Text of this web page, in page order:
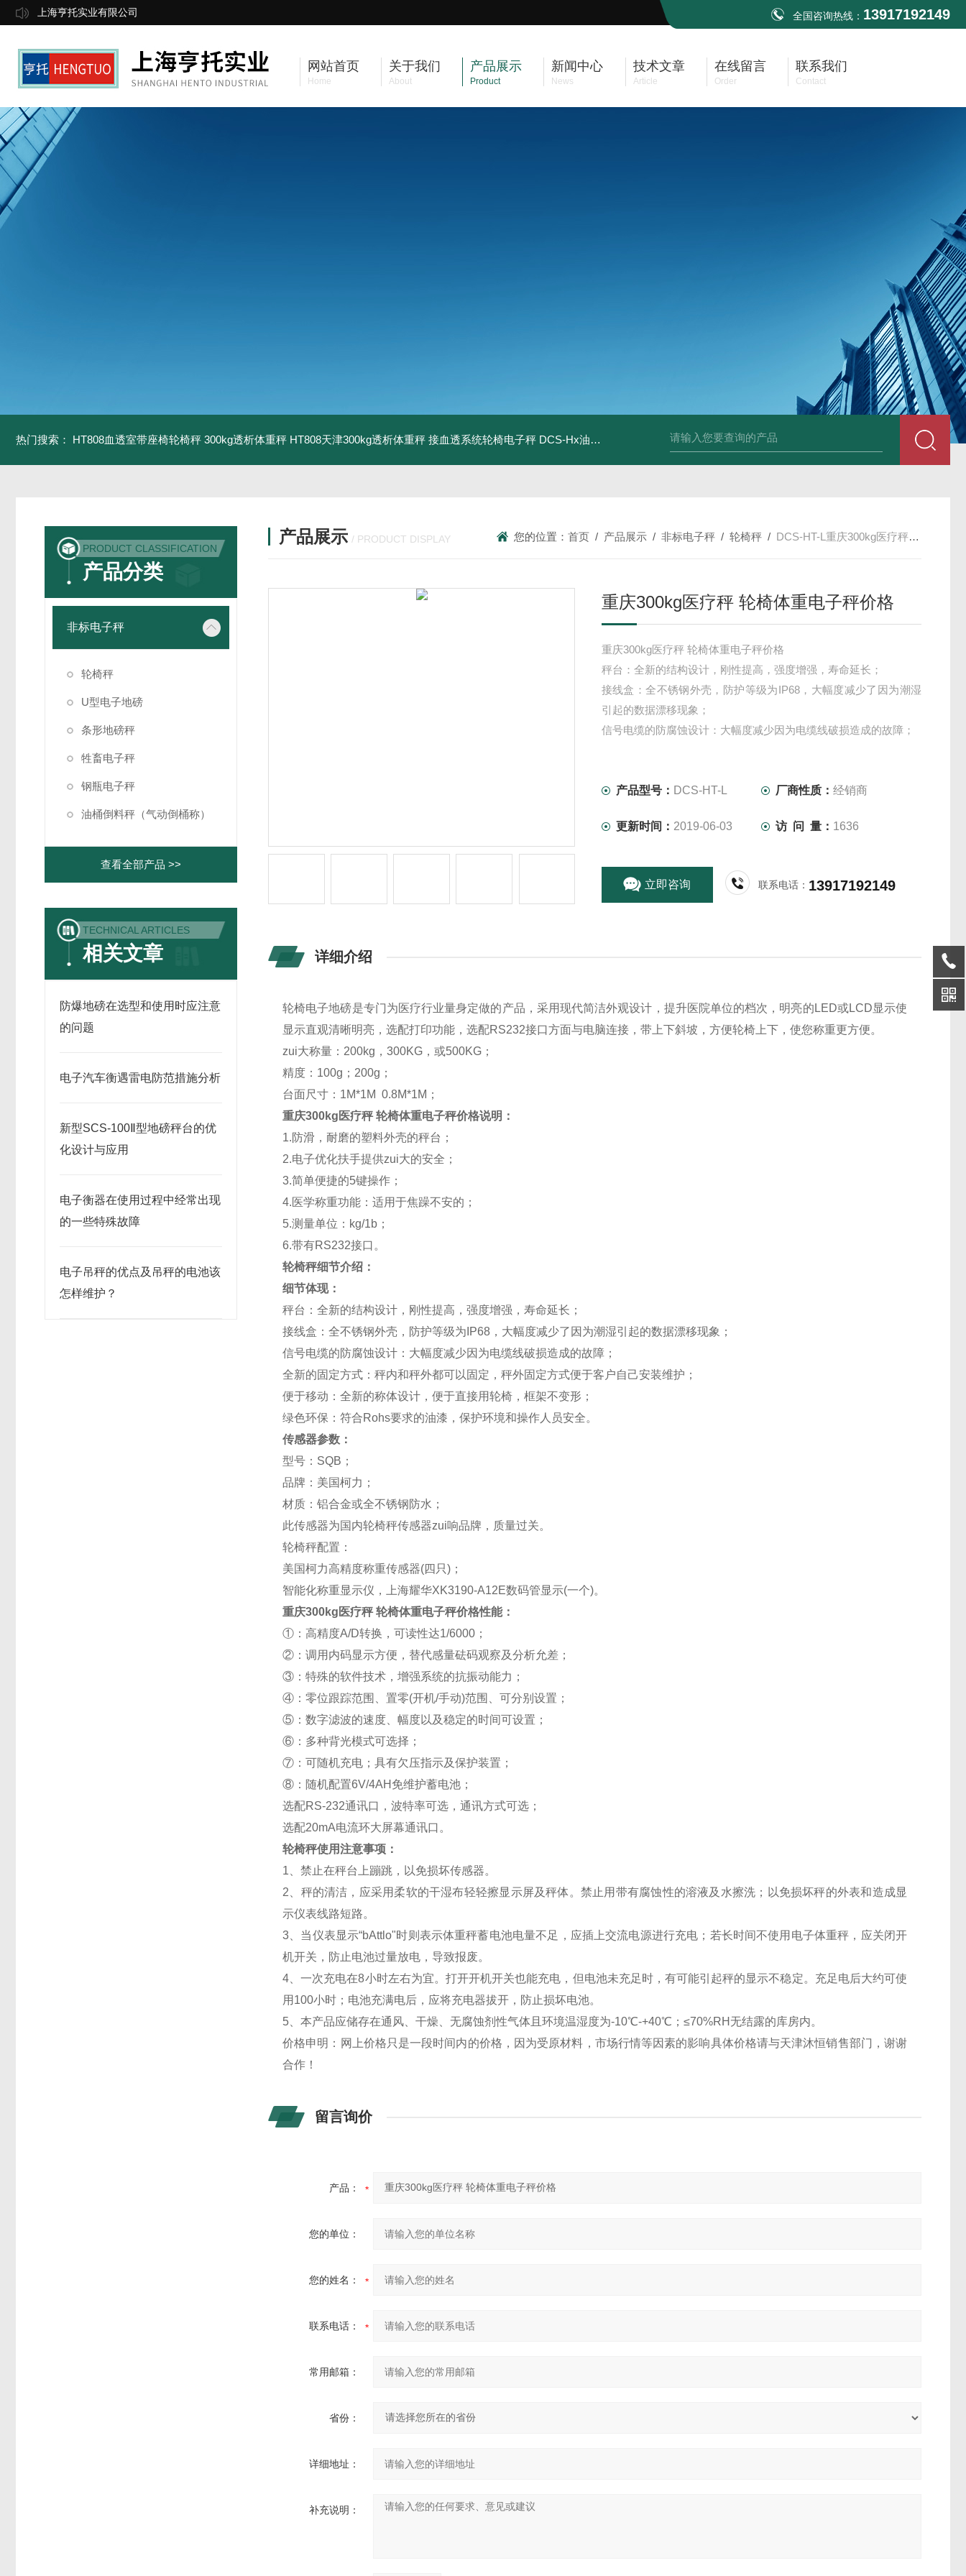
上海亨托实业有限公司 全国咨询热线： 13917192149
网站首页
Home
关于我们
About
产品展示
Product
新闻中心
News
技术文章
Article
在线留言
Order
联系我们
Contact
热门搜索： HT808血透室带座椅轮椅秤 300kg透析体重秤 HT808天津300kg透析体重秤 接血透系统轮椅电子秤 DCS-Hx油桶搬运车电子秤 上海350kg防爆倒桶称 HT808300kg带座椅轮椅秤 血透室轮椅
PRODUCT CLASSIFICATION
产品分类
非标电子秤
轮椅秤
U型电子地磅
条形地磅秤
牲畜电子秤
钢瓶电子秤
油桶倒料秤（气动倒桶称）
查看全部产品 >>
TECHNICAL ARTICLES
相关文章
防爆地磅在选型和使用时应注意
的问题
电子汽车衡遇雷电防范措施分析
新型SCS-100Ⅱ型地磅秤台的优
化设计与应用
电子衡器在使用过程中经常出现
的一些特殊故障
电子吊秤的优点及吊秤的电池该
怎样维护？
产品展示 / PRODUCT DISPLAY 您的位置：首页 / 产品展示 /非标电子秤 /轮椅秤 / DCS-HT-L重庆300kg医疗秤 轮椅体重电子秤价格
重庆300kg医疗秤 轮椅体重电子秤价格
重庆300kg医疗秤 轮椅体重电子秤价格
秤台：全新的结构设计，刚性提高，强度增强，寿命延长；
接线盒：全不锈钢外壳，防护等级为IP68，大幅度减少了因为潮湿
引起的数据漂移现象；
信号电缆的防腐蚀设计：大幅度减少因为电缆线破损造成的故障；
产品型号： DCS-HT-L 厂商性质：经销商
更新时间： 2019-06-03 访 问 量： 1636
立即咨询 联系电话： 13917192149
详细介绍
轮椅电子地磅是专门为医疗行业量身定做的产品，采用现代简洁外观设计，提升医院单位的档次，明亮的LED或LCD显示使
显示直观清晰明亮，选配打印功能，选配RS232接口方面与电脑连接，带上下斜坡，方便轮椅上下，使您称重更方便。
zui大称量：200kg，300KG，或500KG；
精度：100g；200g；
台面尺寸：1M*1M 0.8M*1M；
重庆300kg医疗秤 轮椅体重电子秤价格​说明：
1.防滑，耐磨的塑料外壳的秤台；
2.电子优化扶手提供zui大的安全；
3.简单便捷的5键操作；
4.医学称重功能：适用于焦躁不安的；
5.测量单位：kg/1b；
6.带有RS232接口。
轮椅秤细节介绍：
细节体现：
秤台：全新的结构设计，刚性提高，强度增强，寿命延长；
接线盒：全不锈钢外壳，防护等级为IP68，大幅度减少了因为潮湿引起的数据漂移现象；
信号电缆的防腐蚀设计：大幅度减少因为电缆线破损造成的故障；
全新的固定方式：秤内和秤外都可以固定，秤外固定方式便于客户自己安装维护；
便于移动：全新的称体设计，便于直接用轮椅，框架不变形；
绿色环保：符合Rohs要求的油漆，保护环境和操作人员安全。
传感器参数：
型号：SQB；
品牌：美国柯力；
材质：铝合金或全不锈钢防水；
此传感器为国内轮椅秤传感器zui响品牌，质量过关。
轮椅秤配置：
美国柯力高精度称重传感器(四只)；
智能化称重显示仪，上海耀华XK3190-A12E数码管显示(一个)。
重庆300kg医疗秤 轮椅体重电子秤价格性能：
①：高精度A/D转换，可读性达1/6000；
②：调用内码显示方便，替代感量砝码观察及分析允差；
③：特殊的软件技术，增强系统的抗振动能力；
④：零位跟踪范围、置零(开机/手动)范围、可分别设置；
⑤：数字滤波的速度、幅度以及稳定的时间可设置；
⑥：多种背光模式可选择；
⑦：可随机充电；具有欠压指示及保护装置；
⑧：随机配置6V/4AH免维护蓄电池；
选配RS-232通讯口，波特率可选，通讯方式可选；
选配20mA电流环大屏幕通讯口。
轮椅秤使用注意事项：
1、禁止在秤台上蹦跳，以免损坏传感器。
2、秤的清洁，应采用柔软的干湿布轻轻擦显示屏及秤体。禁止用带有腐蚀性的溶液及水擦洗；以免损坏秤的外表和造成显
示仪表线路短路。
3、当仪表显示“bAttlo"时则表示体重秤蓄电池电量不足，应插上交流电源进行充电；若长时间不使用电子体重秤，应关闭开
机开关，防止电池过量放电，导致报废。
4、一次充电在8小时左右为宜。打开开机开关也能充电，但电池未充足时，有可能引起秤的显示不稳定。充足电后大约可使
用100小时；电池充满电后，应将充电器拔开，防止损坏电池。
5、本产品应储存在通风、干燥、无腐蚀剂性气体且环境温湿度为-10℃-+40℃；≤70%RH无结露的库房内。
价格申明：网上价格只是一段时间内的价格，因为受原材料，市场行情等因素的影响具体价格请与天津沐恒销售部门，谢谢
合作！
留言询价
产品：
您的单位：
您的姓名：
联系电话：
常用邮箱：
省份：
详细地址：
补充说明：